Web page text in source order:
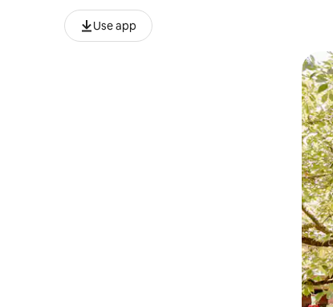
Use app